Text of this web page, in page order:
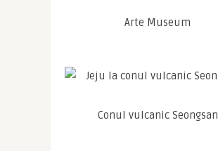
Arte Museum
Conul vulcanic Seongsan